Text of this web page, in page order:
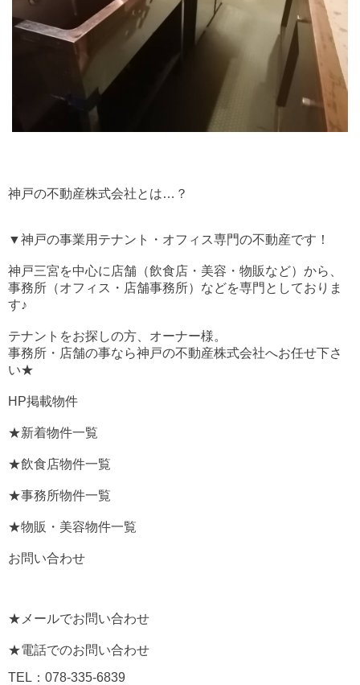
神戸の不動産株式会社とは…？
▼神戸の事業用テナント・オフィス専門の不動産です！
神戸三宮を中心に店舗（飲食店・美容・物販など）から、
事務所（オフィス・店舗事務所）などを専門としておりま
す♪
テナントをお探しの方、オーナー様。
事務所・店舗の事なら神戸の不動産株式会社へお任せ下さ
い★
HP掲載物件
★新着物件一覧
★飲食店物件一覧
★事務所物件一覧
★物販・美容物件一覧
お問い合わせ
★メールでお問い合わせ
★電話でのお問い合わせ
TEL：078-335-6839